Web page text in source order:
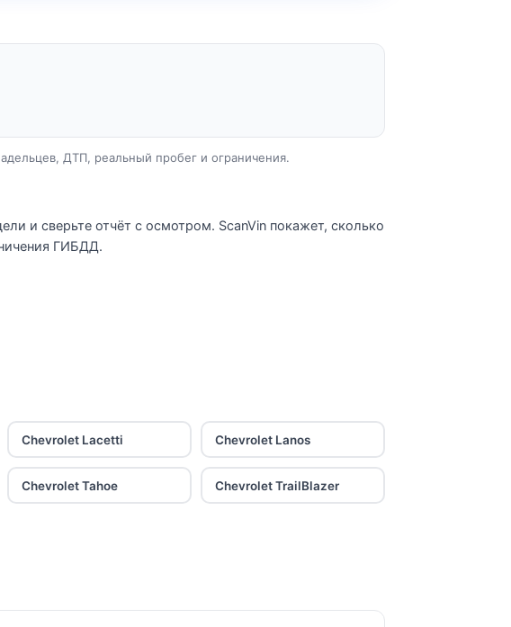
ДТП, реальный пробег и ограничения.
и сверьте отчёт с осмотром. ScanVin покажет, сколько
ГИБДД.
Chevrolet Lacetti Chevrolet Lanos
Chevrolet Tahoe Chevrolet TrailBlazer